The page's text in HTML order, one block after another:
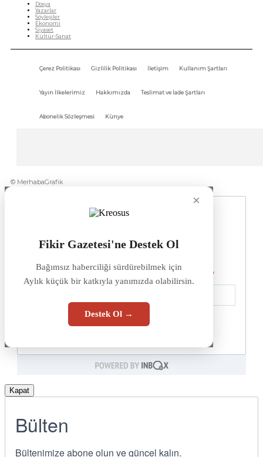
Dosya
Yazarlar
Söyleşiler
Ekonomi
Siyaset
Kültür-Sanat
Çerez Politikası Gizlilik Politikası İletişim Kullanım Şartları
Yayın İlkelerimiz Hakkımızda Teslimat ve İade Şartları
Abonelik Sözleşmesi Künye
© MerhabaGrafik
×
Fikir Gazetesi'ne Destek Ol
Bağımsız haberciliği sürdürebilmek için
Aylık küçük bir katkıyla yanımızda olabilirsin.
Destek Ol →
Kapat